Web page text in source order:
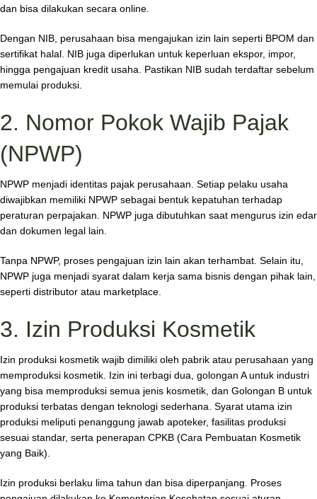
dan bisa dilakukan secara online.
Dengan NIB, perusahaan bisa mengajukan izin lain seperti BPOM dan
sertifikat halal. NIB juga diperlukan untuk keperluan ekspor, impor,
hingga pengajuan kredit usaha. Pastikan NIB sudah terdaftar sebelum
memulai produksi.
2. Nomor Pokok Wajib Pajak
(NPWP)
NPWP menjadi identitas pajak perusahaan. Setiap pelaku usaha
diwajibkan memiliki NPWP sebagai bentuk kepatuhan terhadap
peraturan perpajakan. NPWP juga dibutuhkan saat mengurus izin edar
dan dokumen legal lain.
Tanpa NPWP, proses pengajuan izin lain akan terhambat. Selain itu,
NPWP juga menjadi syarat dalam kerja sama bisnis dengan pihak lain,
seperti distributor atau marketplace.
3. Izin Produksi Kosmetik
Izin produksi kosmetik wajib dimiliki oleh pabrik atau perusahaan yang
memproduksi kosmetik. Izin ini terbagi dua, golongan A untuk industri
yang bisa memproduksi semua jenis kosmetik, dan Golongan B untuk
produksi terbatas dengan teknologi sederhana. Syarat utama izin
produksi meliputi penanggung jawab apoteker, fasilitas produksi
sesuai standar, serta penerapan CPKB (Cara Pembuatan Kosmetik
yang Baik).
Izin produksi berlaku lima tahun dan bisa diperpanjang. Proses